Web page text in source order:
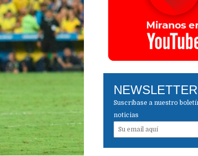
NEWSLETTER
Suscríbase a nuestro
noticias